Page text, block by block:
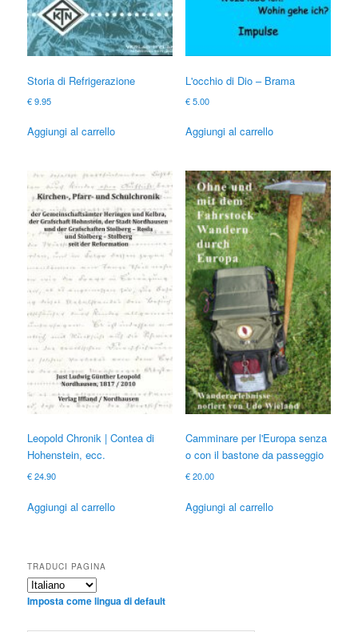
Storia di Refrigerazione
€9.95
Aggiungi al carrello
L'occhio di Dio – Brama
€5.00
Aggiungi al carrello
Leopold Chronik | Contea di
Hohenstein, ecc.
€24.90
Aggiungi al carrello
Camminare per l'Europa senza
o con il bastone da passeggio
€20.00
Aggiungi al carrello
TRADUCI PAGINA
Imposta come lingua di default